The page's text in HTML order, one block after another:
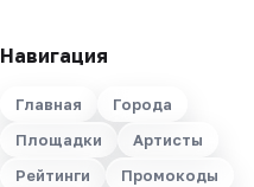
Навигация
Главная
Города
Площадки
Артисты
Рейтинги
Промокоды